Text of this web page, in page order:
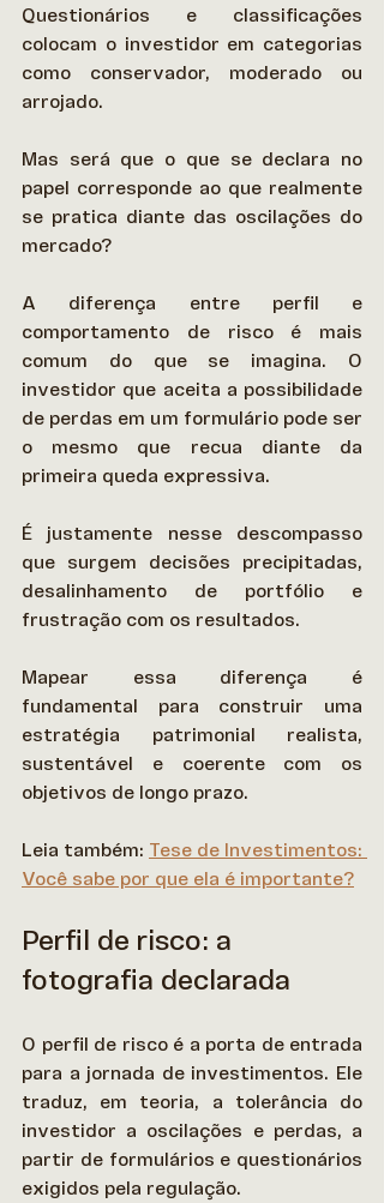
Questionários e classificações
colocam o investidor em categorias
como conservador, moderado ou
arrojado.
Mas será que o que se declara no
papel corresponde ao que realmente
se pratica diante das oscilações do
mercado?
A diferença entre perfil e
comportamento de risco é mais
comum do que se imagina. O
investidor que aceita a possibilidade
de perdas em um formulário pode ser
o mesmo que recua diante da
primeira queda expressiva.
É justamente nesse descompasso
que surgem decisões precipitadas,
desalinhamento de portfólio e
frustração com os resultados.
Mapear essa diferença é
fundamental para construir uma
estratégia patrimonial realista,
sustentável e coerente com os
objetivos de longo prazo.
Leia também: Tese de Investimentos:
Você sabe por que ela é importante?
Perfil de risco: a
fotografia declarada
O perfil de risco é a porta de entrada
para a jornada de investimentos. Ele
traduz, em teoria, a tolerância do
investidor a oscilações e perdas, a
partir de formulários e questionários
exigidos pela regulação.